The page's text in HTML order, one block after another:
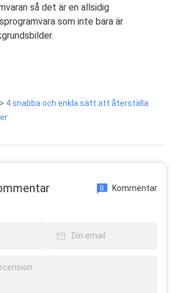
så det är en allsidig
som inte bara är
> 4 snabba och enkla sätt att återställa
0 Kommentar